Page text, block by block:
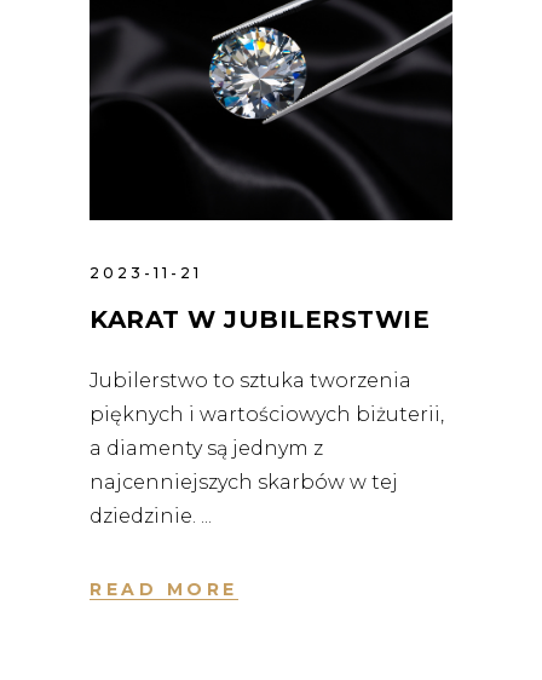
2023-11-21
KARAT W JUBILERSTWIE
Jubilerstwo to sztuka tworzenia
pięknych i wartościowych biżuterii,
a diamenty są jednym z
najcenniejszych skarbów w tej
dziedzinie.
READ MORE